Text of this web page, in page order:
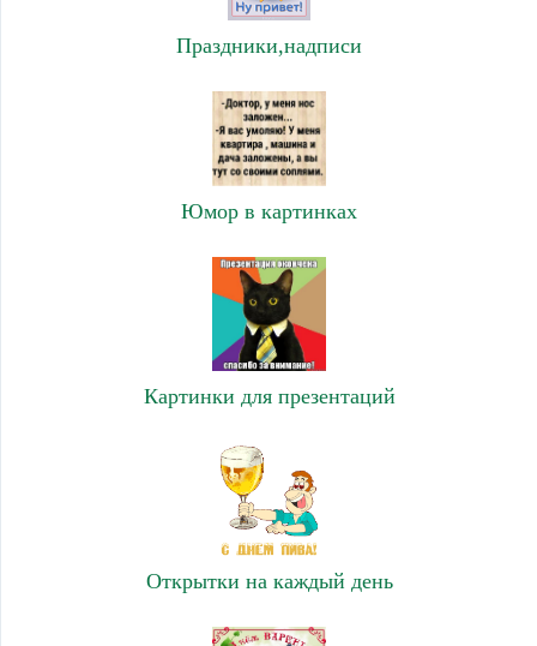
Праздники,надписи
Юмор в картинках
Картинки для презентаций
Открытки на каждый день